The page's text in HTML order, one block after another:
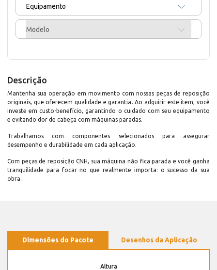
Equipamento
Modelo
Descrição
Mantenha sua operação em movimento com nossas peças de reposição
originais, que oferecem qualidade e garantia. Ao adquirir este item, você
investe em custo-benefício, garantindo o cuidado com seu equipamento
e evitando dor de cabeça com máquinas paradas.
Trabalhamos com componentes selecionados para assegurar
desempenho e durabilidade em cada aplicação.
Com peças de reposição CNH, sua máquina não fica parada e você ganha
tranquilidade para focar no que realmente importa: o sucesso da sua
obra.
Dimensões do Pacote Desenhos da Aplicação
Altura